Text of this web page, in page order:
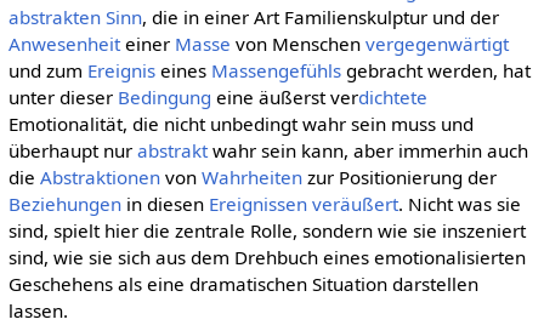
abstrakten Sinn, die in einer Art Familienskulptur und der
Anwesenheiteiner Masse von Menschen vergegenwärtigt
und zum Ereigniseines Massengefühlsgebracht werden, hat
unter dieser Bedingung eine äußerst verdichtete
Emotionalität, die nicht unbedingt wahr sein muss und
überhaupt nur abstraktwahr sein kann, aber immerhin auch
die Abstraktionenvon Wahrheitenzur Positionierung der
Beziehungenin diesen Ereignissen veräußert. Nicht was sie
sind, spielt hier die zentrale Rolle, sondern wie sie inszeniert
sind, wie sie sich aus dem Drehbuch eines emotionalisierten
Geschehens als eine dramatischen Situation darstellen
lassen.